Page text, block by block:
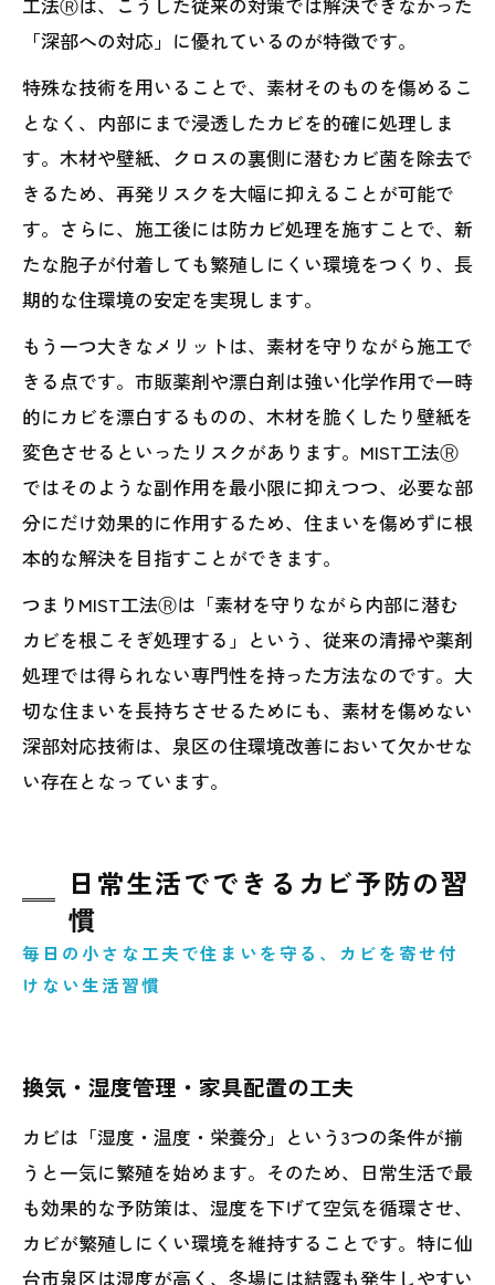
「深部への対応」に優れているのが特徴です。
特殊な技術を用いることで、素材そのものを傷めるこ
となく、内部にまで浸透したカビを的確に処理しま
す。木材や壁紙、クロスの裏側に潜むカビ菌を除去で
きるため、再発リスクを大幅に抑えることが可能で
す。さらに、施工後には防カビ処理を施すことで、新
たな胞子が付着しても繁殖しにくい環境をつくり、長
期的な住環境の安定を実現します。
もう一つ大きなメリットは、素材を守りながら施工で
きる点です。市販薬剤や漂白剤は強い化学作用で一時
的にカビを漂白するものの、木材を脆くしたり壁紙を
変色させるといったリスクがあります。MIST工法Ⓡ
ではそのような副作用を最小限に抑えつつ、必要な部
分にだけ効果的に作用するため、住まいを傷めずに根
本的な解決を目指すことができます。
つまりMIST工法Ⓡは「素材を守りながら内部に潜む
カビを根こそぎ処理する」という、従来の清掃や薬剤
処理では得られない専門性を持った方法なのです。大
切な住まいを長持ちさせるためにも、素材を傷めない
深部対応技術は、泉区の住環境改善において欠かせな
い存在となっています。
日常生活でできるカビ予防の習
慣
毎日の小さな工夫で住まいを守る、カビを寄せ付
けない生活習慣
換気・湿度管理・家具配置の工夫
カビは「湿度・温度・栄養分」という3つの条件が揃
うと一気に繁殖を始めます。そのため、日常生活で最
も効果的な予防策は、湿度を下げて空気を循環させ、
カビが繁殖しにくい環境を維持することです。特に仙
台市泉区は湿度が高く、冬場には結露も発生しやすい